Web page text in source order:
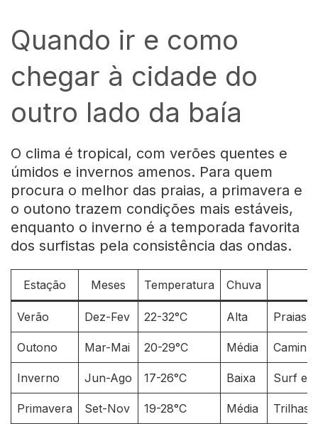
Quando ir e como
chegar à cidade do
outro lado da baía
O clima é tropical, com verões quentes e
úmidos e invernos amenos. Para quem
procura o melhor das praias, a primavera e
o outono trazem condições mais estáveis,
enquanto o inverno é a temporada favorita
dos surfistas pela consistência das ondas.
Estação Meses Temperatura Chuva
Verão Dez-Fev 22-32°C Alta Praias
Outono Mar-Mai 20-29°C Média
Inverno Jun-Ago 17-26°C Baixa Surf
Primavera Set-Nov 19-28°C Média Trilhas